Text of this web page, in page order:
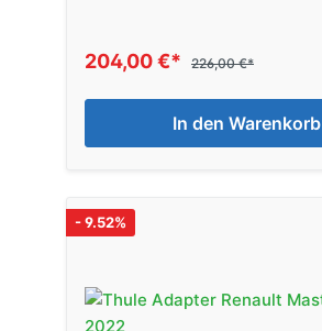
204,00 €* 226,00 €*
In den Warenkorb
- 9.52%